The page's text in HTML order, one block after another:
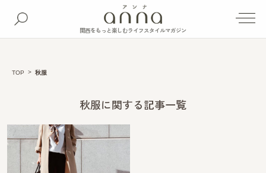
関西をもっと楽しむライフスタイルマガジン
TOP 秋服
秋服に関する記事一覧